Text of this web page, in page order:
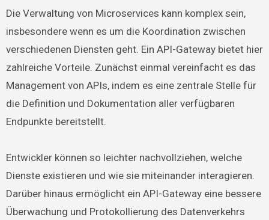
Die Verwaltung von Microservices kann komplex sein,
insbesondere wenn es um die Koordination zwischen
verschiedenen Diensten geht. Ein API-Gateway bietet hier
zahlreiche Vorteile. Zunächst einmal vereinfacht es das
Management von APIs, indem es eine zentrale Stelle für
die Definition und Dokumentation aller verfügbaren
Endpunkte bereitstellt.
Entwickler können so leichter nachvollziehen, welche
Dienste existieren und wie sie miteinander interagieren.
Darüber hinaus ermöglicht ein API-Gateway eine bessere
Überwachung und Protokollierung des Datenverkehrs